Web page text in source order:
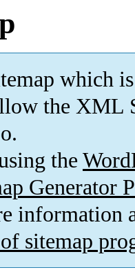
which is
the XML
the
Generator
information
sitemap